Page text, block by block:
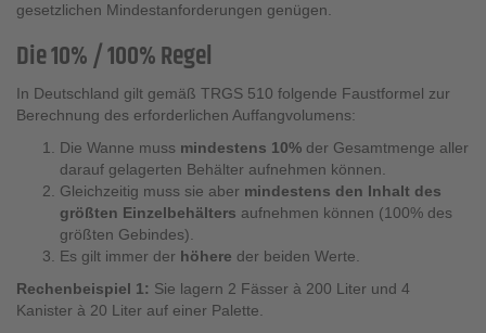
gesetzlichen Mindestanforderungen genügen.
Die 10% / 100% Regel
In Deutschland gilt gemäß TRGS 510 folgende Faustformel zur
Berechnung des erforderlichen Auffangvolumens:
Die Wanne muss mindestens 10% der Gesamtmenge aller
darauf gelagerten Behälter aufnehmen können.
Gleichzeitig muss sie aber mindestens den Inhalt des
größten Einzelbehälters aufnehmen können (100% des
größten Gebindes).
Es gilt immer der höhere der beiden Werte.
Rechenbeispiel 1: Sie lagern 2 Fässer à 200 Liter und 4
Kanister à 20 Liter auf einer Palette.